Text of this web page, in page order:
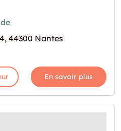
44300 Nantes
En savoir plus